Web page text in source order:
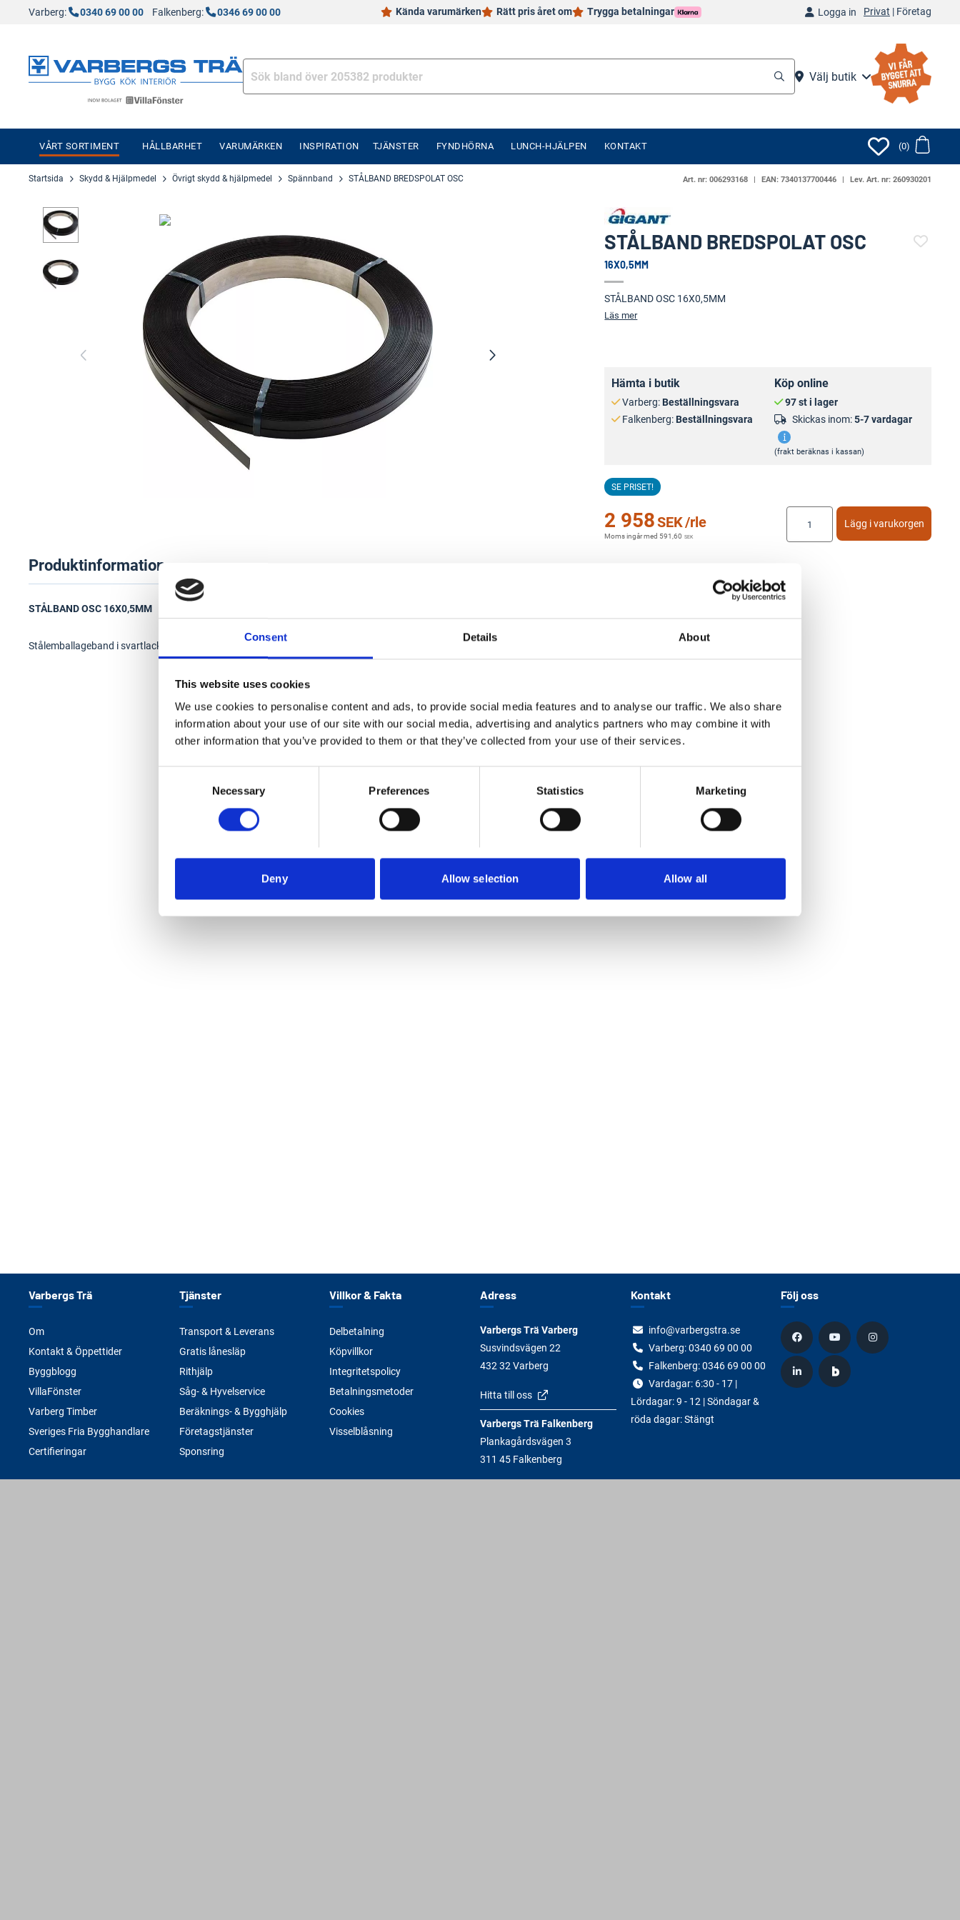
Consent Details About
This website uses cookies
We use cookies to personalise content and ads, to provide social media features and to analyse our traffic. We also share
information about your use of our site with our social media, advertising and analytics partners who may combine it with
other information that you’ve provided to them or that they’ve collected from your use of their services.
Necessary Preferences Statistics Marketing
Deny Allow selection Allow all
Varberg: 0340 69 00 00 Falkenberg: 0346 69 00 00 Kända varumärken Rätt pris året om Trygga betalningar Logga in Privat | Företag
Välj butik
VÅRT SORTIMENT HÅLLBARHET VARUMÄRKEN INSPIRATION TJÄNSTER FYNDHÖRNA LUNCH-HJÄLPEN KONTAKT (0)
Startsida Skydd & Hjälpmedel Övrigt skydd & hjälpmedel Spännband STÅLBAND BREDSPOLAT OSC Art. nr: 006293168 EAN: 7340137700446 Lev. Art. nr: 260930201
STÅLBAND BREDSPOLAT OSC
16X0,5MM
STÅLBAND OSC 16X0,5MM
Läs mer
Hämta i butik
Varberg: Beställningsvara
Falkenberg: Beställningsvara
Köp online
97 st i lager
Skickas inom:5-7 vardagar
(frakt beräknas i kassan)
SE PRISET!
2 958SEK/rle
Moms ingår med 591,60 SEK
Lägg i varukorgen
Produktinformation
STÅLBAND OSC 16X0,5MM
Stålemballageband i svartlackerat och vaxat utförande. Bredspolat (OSC). Förpackning i ring.
Varbergs Trä
Om
Kontakt & Öppettider
Byggblogg
VillaFönster
Varberg Timber
Sveriges Fria Bygghandlare
Certifieringar
Tjänster
Transport & Leverans
Gratis lånesläp
Rithjälp
Såg- & Hyvelservice
Beräknings- & Bygghjälp
Företagstjänster
Sponsring
Villkor & Fakta
Delbetalning
Köpvillkor
Integritetspolicy
Betalningsmetoder
Cookies
Visselblåsning
Adress
Varbergs Trä Varberg
Susvindsvägen 22
432 32 Varberg
Hitta till oss
Varbergs Trä Falkenberg
Plankagårdsvägen 3
311 45 Falkenberg
Kontakt
info@varbergstra.se
Varberg:0340 69 00 00
Falkenberg:0346 69 00 00
Vardagar: 6:30 - 17 |
Lördagar: 9 - 12 | Söndagar &
röda dagar: Stängt
Följ oss